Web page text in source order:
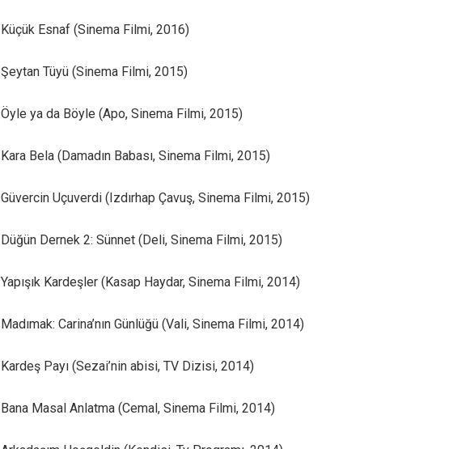
Küçük Esnaf (Sinema Filmi, 2016)
Şeytan Tüyü (Sinema Filmi, 2015)
Öyle ya da Böyle (Apo, Sinema Filmi, 2015)
Kara Bela (Damadın Babası, Sinema Filmi, 2015)
Güvercin Uçuverdi (Izdırhap Çavuş, Sinema Filmi, 2015)
Düğün Dernek 2: Sünnet (Deli, Sinema Filmi, 2015)
Yapışık Kardeşler (Kasap Haydar, Sinema Filmi, 2014)
Madımak: Carina’nın Günlüğü (Vali, Sinema Filmi, 2014)
Kardeş Payı (Sezai’nin abisi, TV Dizisi, 2014)
Bana Masal Anlatma (Cemal, Sinema Filmi, 2014)